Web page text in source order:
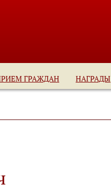
ГРАЖДАН НАГРАДЫ